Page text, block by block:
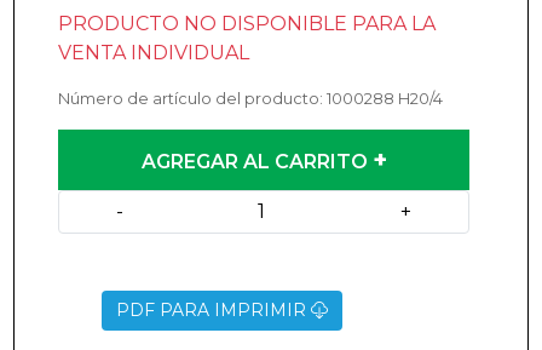
PRODUCTO NO DISPONIBLE PARA LA
VENTA INDIVIDUAL
Número de artículo del producto: 1000288 H20/4
AGREGAR AL CARRITO +
- +
PDF PARA IMPRIMIR